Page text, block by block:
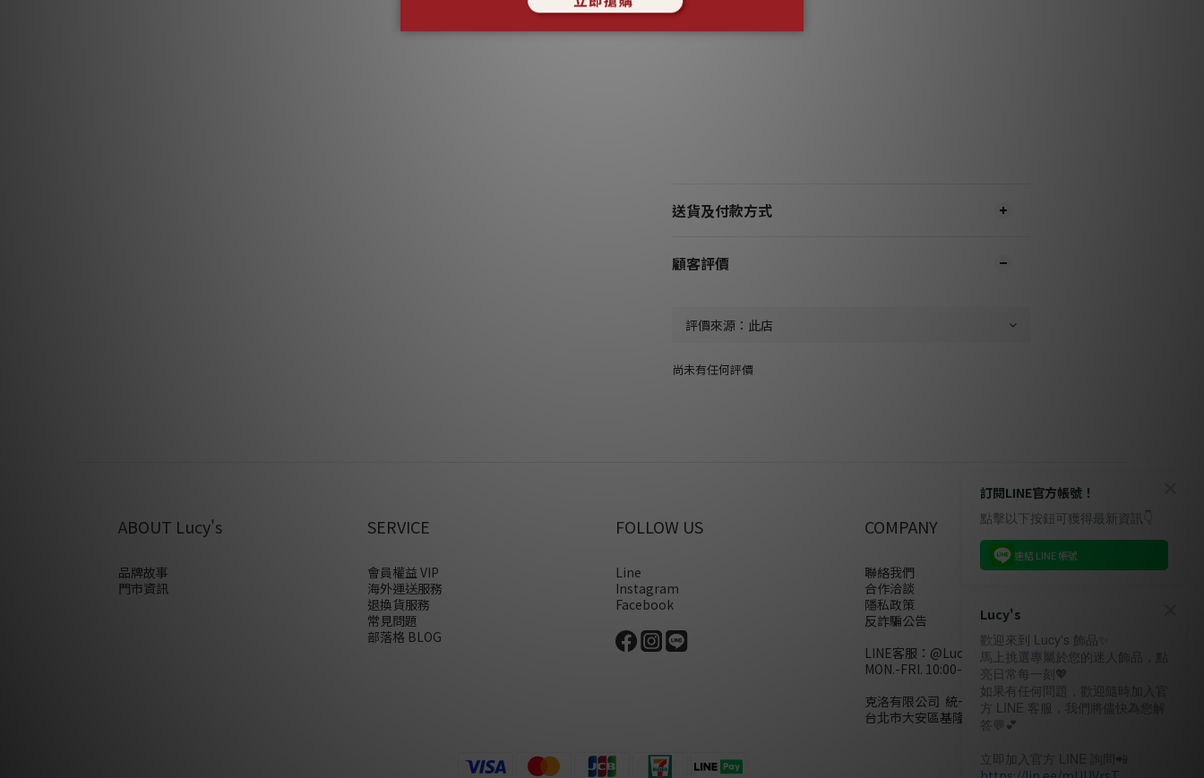
送貨及付款方式
顧客評價
尚未有任何評價
ABOUT Lucy's
品牌故事
門市資訊
SERVICE
會員權益 VIP
海外運送服務
退換貨服務
常見問題
部落格 BLOG
FOLLOW US
Line
Instagram
Facebook
COMPANY
聯絡我們
合作洽談
隱私政策
反詐騙公告
LINE客服： @Lucys
MON.-FRI. 10:00-18:00(不含例假日)
克洛有限公司 統一編號28858320
台北市大安區基隆路二段110號10樓
訂閱LINE官方帳號！
點擊以下按鈕可獲得最新資訊👇
連結 LINE 帳號
Lucy's
歡迎來到 Lucy's 飾品✨
馬上挑選專屬於您的迷人飾品，點
亮日常每一刻💖
如果有任何問題，歡迎隨時加入官
方 LINE 客服，我們將儘快為您解
答💬💕
立即加入官方 LINE 詢問📲